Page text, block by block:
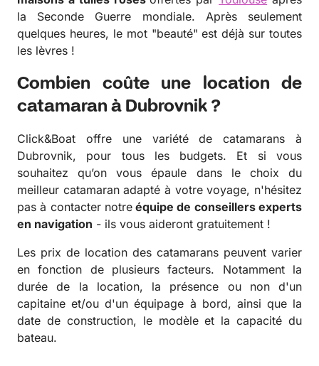
la Seconde Guerre mondiale. Après seulement
quelques heures, le mot "beauté" est déjà sur toutes
les lèvres !
Combien coûte une location de
catamaran à Dubrovnik ?
Click&Boat offre une variété de catamarans à
Dubrovnik, pour tous les budgets. Et si vous
souhaitez qu’on vous épaule dans le choix du
meilleur catamaran adapté à votre voyage, n'hésitez
pas à contacter notreéquipe de conseillers experts
en navigation - ils vous aideront gratuitement !
Les prix de location des catamarans peuvent varier
en fonction de plusieurs facteurs. Notamment la
durée de la location, la présence ou non d'un
capitaine et/ou d'un équipage à bord, ainsi que la
date de construction, le modèle et la capacité du
bateau.